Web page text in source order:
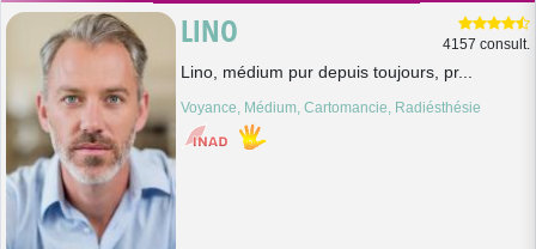
LINO 4157 consult.
Lino, médium pur depuis toujours, pr...
Voyance, Médium, Cartomancie, Radiésthésie